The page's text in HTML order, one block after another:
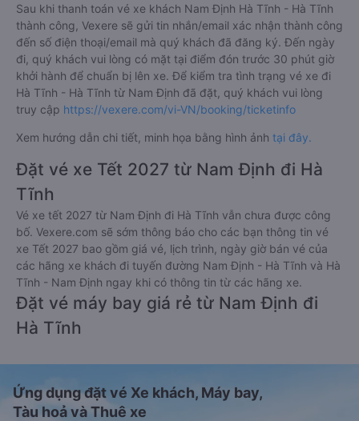
Sau khi thanh toán vé xe khách Nam Định Hà Tĩnh - Hà Tĩnh
thành công, Vexere sẽ gửi tin nhắn/email xác nhận thành công
đến số điện thoại/email mà quý khách đã đăng ký. Đến ngày
đi, quý khách vui lòng có mặt tại điểm đón trước 30 phút giờ
khởi hành để chuẩn bị lên xe. Để kiểm tra tình trạng vé xe đi
Hà Tĩnh - Hà Tĩnh từ Nam Định đã đặt, quý khách vui lòng
truy cập https://vexere.com/vi-VN/booking/ticketinfo
Xem hướng dẫn chi tiết, minh họa bằng hình ảnh tại đây.
Đặt vé xe Tết 2027 từ Nam Định đi Hà
Tĩnh
Vé xe tết 2027 từ Nam Định đi Hà Tĩnh vẫn chưa được công
bố. Vexere.com sẽ sớm thông báo cho các bạn thông tin vé
xe Tết 2027 bao gồm giá vé, lịch trình, ngày giờ bán vé của
các hãng xe khách đi tuyến đường Nam Định - Hà Tĩnh và Hà
Tĩnh - Nam Định ngay khi có thông tin từ các hãng xe.
Đặt vé máy bay giá rẻ từ Nam Định đi
Hà Tĩnh
Ứng dụng đặt vé Xe khách, Máy bay,
Tàu hoả và Thuê xe